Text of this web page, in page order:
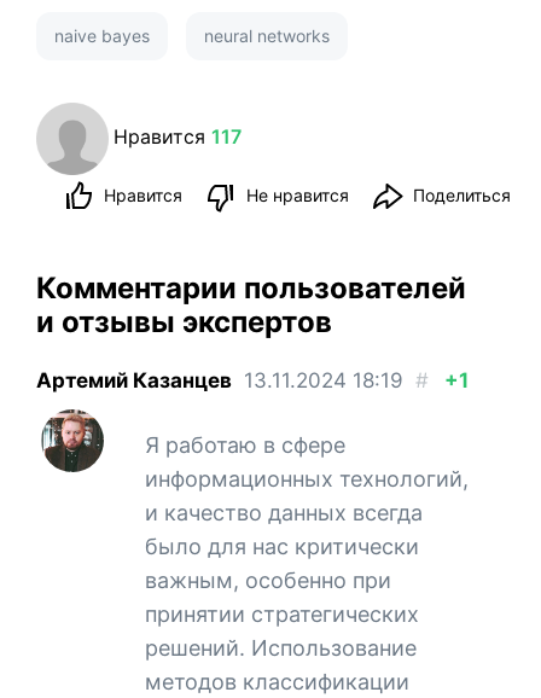
naive bayes neural networks
Нравится 117
Нравится Не нравится Поделиться
Комментарии пользователей
и отзывы экспертов
Артемий Казанцев 13.11.2024 18:19 # +1
Я работаю в сфере
информационных технологий,
и качество данных всегда
было для нас критически
важным, особенно при
принятии стратегических
решений. Использование
методов классификации